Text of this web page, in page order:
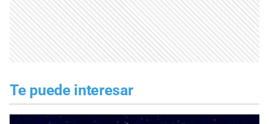
Te puede interesar